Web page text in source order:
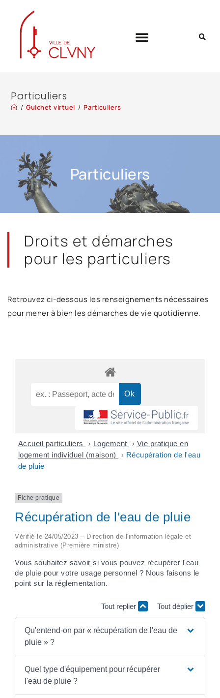
Particuliers
/ Guichet virtuel / Particuliers
Particuliers
Droits et démarches
pour les particuliers
Retrouvez ci-dessous les renseignements nécessaires
pour mener à bien les démarches de vie quotidienne.
Accueil particuliers > Logement > Vie pratique en
logement individuel (maison)
> Récupération de l'eau
de pluie
Fiche pratique
Récupération de l'eau de pluie
Vérifié le 24/05/2023 – Direction de l'information légale et
administrative (Première ministre)
Vous souhaitez savoir si vous pouvez récupérer l'eau
de pluie pour votre usage personnel ? Nous faisons le
point sur la réglementation.
Tout replier Tout déplier
Qu'entend-on par « récupération de l'eau de
pluie » ?
Quel type d'équipement pour récupérer
l'eau de pluie ?